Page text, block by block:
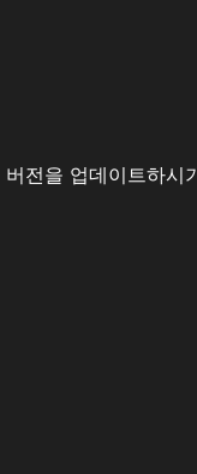
전을 업데이트하시